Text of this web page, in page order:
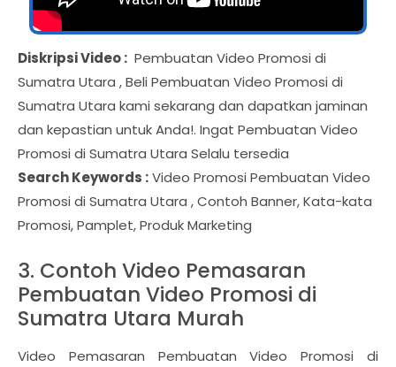
Diskripsi Video : Pembuatan Video Promosi di
Sumatra Utara , Beli Pembuatan Video Promosi di
Sumatra Utara kami sekarang dan dapatkan jaminan
dan kepastian untuk Anda!. Ingat Pembuatan Video
Promosi di Sumatra Utara Selalu tersedia
Search Keywords :Video Promosi Pembuatan Video
Promosi di Sumatra Utara , Contoh Banner, Kata-kata
Promosi, Pamplet, Produk Marketing
3. Contoh Video Pemasaran
Pembuatan Video Promosi di
Sumatra Utara Murah
Video Pemasaran Pembuatan Video Promosi di